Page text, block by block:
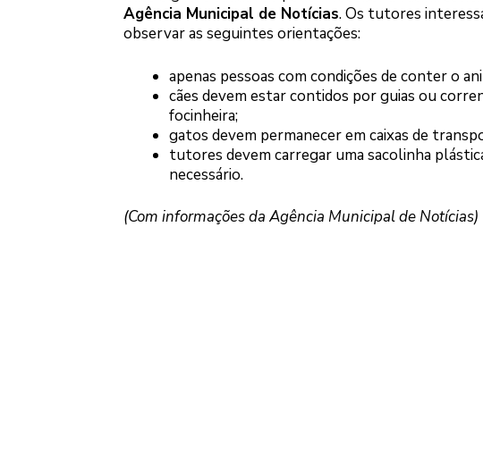
Agência Municipal de Notícias. Os tutores
observar as seguintes orientações:
apenas pessoas com condições de conter o
cães devem estar contidos por guias ou
focinheira;
gatos devem permanecer em caixas de
tutores devem carregar uma sacolinha
necessário.
(Com informações da Agência Municipal de Notícias)